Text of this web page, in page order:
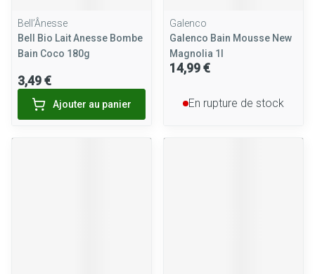
Bell’Ânesse
Bell Bio Lait Anesse Bombe
Bain Coco 180g
3,49 €
Ajouter au panier
Galenco
Galenco Bain Mousse New
Magnolia 1l
14,99 €
En rupture de stock